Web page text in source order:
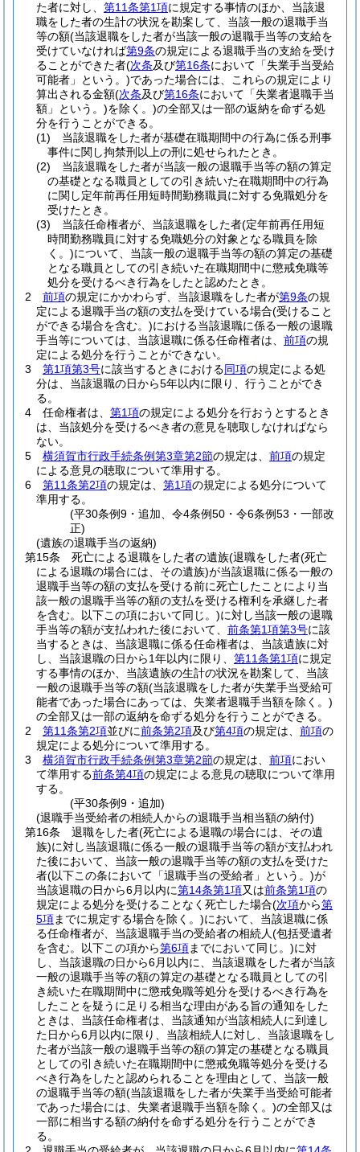
た者に対し、 第11条第1項に規定する事情のほか、当該退
職をした者の生計の状況を勘案して、当該一般の退職手当
等の額(当該退職をした者が当該一般の退職手当等の支給を
受けていなければ第9条の規定による退職手当の支給を受け
ることができた者(次条及び第16条において「失業手当受給
可能者」という。)であった場合には、これらの規定により
算出される金額(次条及び第16条において「失業者退職手当
額」という。)を除く。)の全部又は一部の返納を命ずる処
分を行うことができる。
(1)
当該退職をした者が基礎在職期間中の行為に係る刑事
事件に関し拘禁刑以上の刑に処せられたとき。
(2)
当該退職をした者が当該一般の退職手当等の額の算定
の基礎となる職員としての引き続いた在職期間中の行為
に関し定年前再任用短時間勤務職員に対する免職処分を
受けたとき。
(3)
当該任命権者が、当該退職をした者(定年前再任用短
時間勤務職員に対する免職処分の対象となる職員を除
く。)について、当該一般の退職手当等の額の算定の基礎
となる職員としての引き続いた在職期間中に懲戒免職等
処分を受けるべき行為をしたと認めたとき。
2
前項の規定にかかわらず、当該退職をした者が第9条の規
定による退職手当の額の支払を受けている場合(受けること
ができる場合を含む。)における当該退職に係る一般の退職
手当等については、当該退職に係る任命権者は、 前項の規
定による処分を行うことができない。
3
第1項第3号に該当するときにおける同項の規定による処
分は、当該退職の日から5年以内に限り、行うことができ
る。
4
任命権者は、 第1項の規定による処分を行おうとするとき
は、当該処分を受けるべき者の意見を聴取しなければなら
ない。
5
横須賀市行政手続条例第3章第2節の規定は、 前項の規定
による意見の聴取について準用する。
6
第11条第2項の規定は、 第1項の規定による処分について
準用する。
(平30条例9・追加、令4条例50・令6条例53・一部改
正)
(遺族の退職手当の返納)
第15条
死亡による退職をした者の遺族(退職をした者(死亡
による退職の場合には、その遺族)が当該退職に係る一般の
退職手当等の額の支払を受ける前に死亡したことにより当
該一般の退職手当等の額の支払を受ける権利を承継した者
を含む。以下この項において同じ。)に対し当該一般の退職
手当等の額が支払われた後において、 前条第1項第3号に該
当するときは、当該退職に係る任命権者は、当該遺族に対
し、当該退職の日から1年以内に限り、 第11条第1項に規定
する事情のほか、当該遺族の生計の状況を勘案して、当該
一般の退職手当等の額(当該退職をした者が失業手当受給可
能者であった場合にあっては、失業者退職手当額を除く。)
の全部又は一部の返納を命ずる処分を行うことができる。
2
第11条第2項並びに前条第2項及び第4項の規定は、 前項の
規定による処分について準用する。
3
横須賀市行政手続条例第3章第2節の規定は、 前項におい
て準用する前条第4項の規定による意見の聴取について準用
する。
(平30条例9・追加)
(退職手当受給者の相続人からの退職手当相当額の納付)
第16条
退職をした者(死亡による退職の場合には、その遺
族)に対し当該退職に係る一般の退職手当等の額が支払われ
た後において、当該一般の退職手当等の額の支払を受けた
者(以下この条において「退職手当の受給者」という。)が
当該退職の日から6月以内に第14条第1項又は前条第1項の
規定による処分を受けることなく死亡した場合(次項から第
5項までに規定する場合を除く。)において、当該退職に係
る任命権者が、当該退職手当の受給者の相続人(包括受遺者
を含む。以下この項から第6項までにおいて同じ。)に対
し、当該退職の日から6月以内に、当該退職をした者が当該
一般の退職手当等の額の算定の基礎となる職員としての引
き続いた在職期間中に懲戒免職等処分を受けるべき行為を
したことを疑うに足りる相当な理由がある旨の通知をした
ときは、当該任命権者は、当該通知が当該相続人に到達し
た日から6月以内に限り、当該相続人に対し、当該退職をし
た者が当該一般の退職手当等の額の算定の基礎となる職員
としての引き続いた在職期間中に懲戒免職等処分を受ける
べき行為をしたと認められることを理由として、当該一般
の退職手当等の額(当該退職をした者が失業手当受給可能者
であった場合には、失業者退職手当額を除く。)の全部又は
一部に相当する額の納付を命ずる処分を行うことができ
る。